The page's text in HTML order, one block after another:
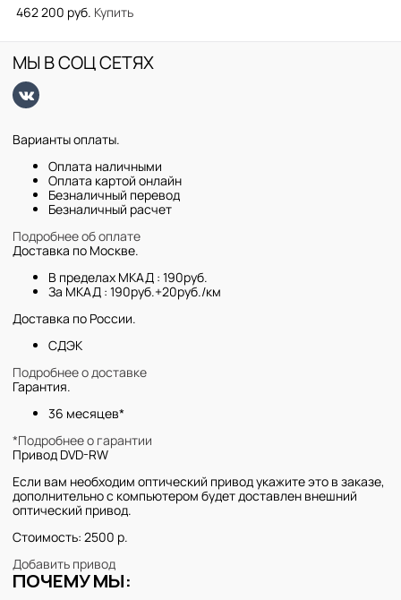
462 200 руб. Купить
МЫ В СОЦ СЕТЯХ
Варианты оплаты.
Оплата наличными
Оплата картой онлайн
Безналичный перевод
Безналичный расчет
Подробнее об оплате
Доставка по Москве.
В пределах МКАД : 190руб.
За МКАД : 190руб.+20руб./км
Доставка по России.
СДЭК
Подробнее о доставке
Гарантия.
36 месяцев*
*Подробнее о гарантии
Привод DVD-RW
Если вам необходим оптический привод укажите это в заказе,
дополнительно с компьютером будет доставлен внешний
оптический привод.
Стоимость: 2500 р.
Добавить привод
ПОЧЕМУ МЫ: